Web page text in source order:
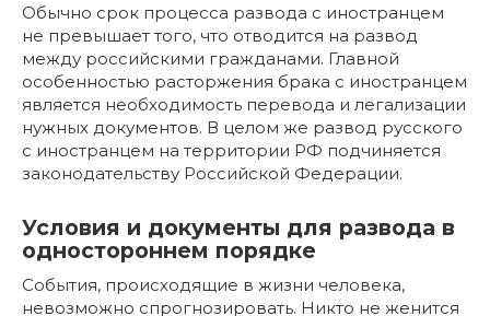
Обычно срок процесса развода с иностранцем
не превышает того, что отводится на развод
между российскими гражданами. Главной
особенностью расторжения брака с иностранцем
является необходимость перевода и легализации
нужных документов. В целом же развод русского
с иностранцем на территории РФ подчиняется
законодательству Российской Федерации.
Условия и документы для развода в
одностороннем порядке
События, происходящие в жизни человека,
невозможно спрогнозировать. Никто не женится